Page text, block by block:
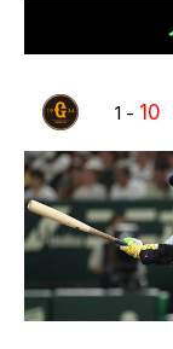
1 - 10